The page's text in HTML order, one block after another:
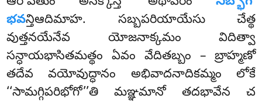
భవన్తిఆదిమాహ. సబ్బపరియాయేసు చేత్థ
వుత్తనయేనేవ యోజనాక్కమం విదిత్వా
సన్ధాయభాసితమత్థం ఏవం వేదితబ్బం – బ్రాహ్మణో
తదేవ వయోవుద్ధానం అభివాదనాదికమ్మం లోకే
‘‘సామగ్గిపరిభోగో’’తి మఞ్ఞమానో తదభావేన చ